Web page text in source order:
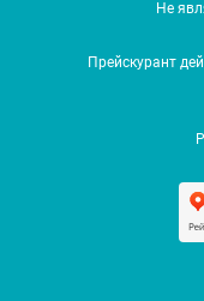
Не
Прейскурант